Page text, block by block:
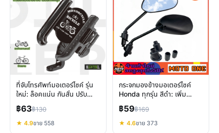
ที่จับโทรศัพท์มอเตอร์ไซค์ รุ่น
ใหม่: ล็อคแน่น กันสั่น ปรับ
360° ขับขี่มั่นใจ
฿63฿130
★ 4.9ขาย 558
กระจกมองข้างมอเตอร์ไซค์
Honda ทุกรุ่น สีดำ: เพิ่ม
ทัศนวิสัย ปลอดภัยทุกเส้นทาง
฿59฿169
★ 4.6ขาย 373